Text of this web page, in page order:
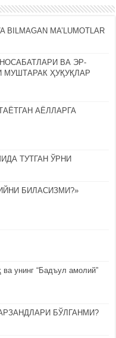
BILMAGAN MA’LUMOTLAR
ВА ЭР-
МУШТАРАК ҲУҚУҚЛАР
АЁЛЛАРГА
ТУТГАН ЎРНИ
БИЛАСИЗМИ?»
унинг “Бадъул амолий”
БЎЛГАНМИ?